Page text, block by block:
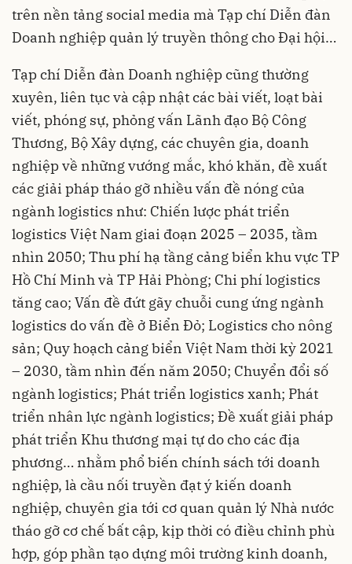
trên nền tảng social media mà Tạp chí Diễn đàn
Doanh nghiệp quản lý truyền thông cho Đại hội…
Tạp chí Diễn đàn Doanh nghiệp cũng thường
xuyên, liên tục và cập nhật các bài viết, loạt bài
viết, phóng sự, phỏng vấn Lãnh đạo Bộ Công
Thương, Bộ Xây dựng, các chuyên gia, doanh
nghiệp về những vướng mắc, khó khăn, đề xuất
các giải pháp tháo gỡ nhiều vấn đề nóng của
ngành logistics như: Chiến lược phát triển
logistics Việt Nam giai đoạn 2025 – 2035, tầm
nhìn 2050; Thu phí hạ tầng cảng biển khu vực TP
Hồ Chí Minh và TP Hải Phòng; Chi phí logistics
tăng cao; Vấn đề đứt gãy chuỗi cung ứng ngành
logistics do vấn đề ở Biển Đỏ; Logistics cho nông
sản; Quy hoạch cảng biển Việt Nam thời kỳ 2021
– 2030, tầm nhìn đến năm 2050; Chuyển đổi số
ngành logistics; Phát triển logistics xanh; Phát
triển nhân lực ngành logistics; Đề xuất giải pháp
phát triển Khu thương mại tự do cho các địa
phương… nhằm phổ biến chính sách tới doanh
nghiệp, là cầu nối truyền đạt ý kiến doanh
nghiệp, chuyên gia tới cơ quan quản lý Nhà nước
tháo gỡ cơ chế bất cập, kịp thời có điều chỉnh phù
hợp, góp phần tạo dựng môi trường kinh doanh,